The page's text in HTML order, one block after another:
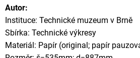
Autor:
Instituce: Technické muzeum v Brně
Sbírka: Technické výkresy
Materiál: Papír (original; papír